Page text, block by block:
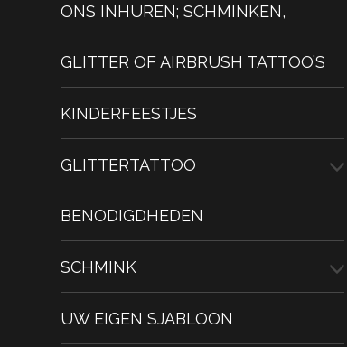
ONS INHUREN; SCHMINKEN,
GLITTER OF AIRBRUSH TATTOO’S
KINDERFEESTJES
GLITTERTATTOO
BENODIGDHEDEN
SCHMINK
UW EIGEN SJABLOON